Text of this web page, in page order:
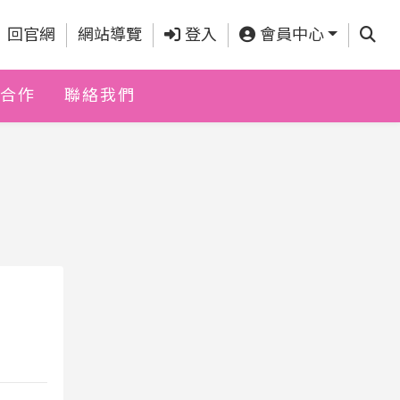
回官網 網站導覽 登入 會員中心 查詢
作 聯絡我們